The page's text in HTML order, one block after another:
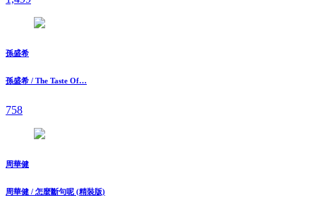
孫盛希
孫盛希 / The Taste Of…
758
周華健
周華健 / 怎麼斷句呢 (精裝版)